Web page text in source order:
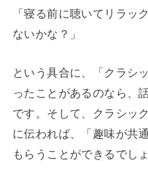
「寝る前に聴いてリラッ
ないかな？」
という具合に、「クラシ
ったことがあるのなら、
です。そして、クラシッ
に伝われば、「趣味が共
もらうことができるでしょ